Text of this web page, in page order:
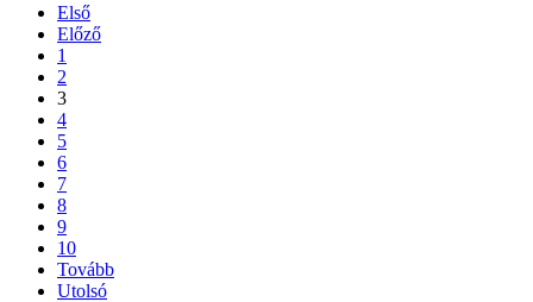
Első
Előző
1
2
3
4
5
6
7
8
9
10
Tovább
Utolsó